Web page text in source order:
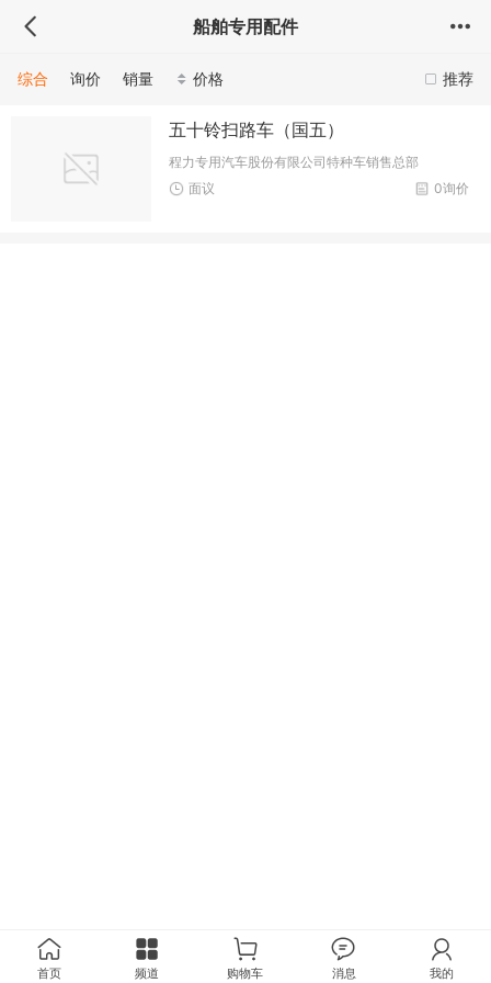
船舶专用配件
推荐
综合 询价 销量 价格
五十铃扫路车（国五）
程力专用汽车股份有限公司特种车销售总部
0询价
面议
首页 频道 购物车 消息 我的